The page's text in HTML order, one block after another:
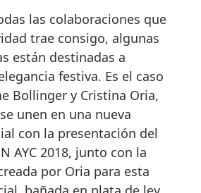
trae consigo, algunas
están destinadas a
festiva. Es el caso
Bollinger y Cristina Oria,
unen en una nueva
con la presentación del
AYC 2018, junto con la
por Oria para esta